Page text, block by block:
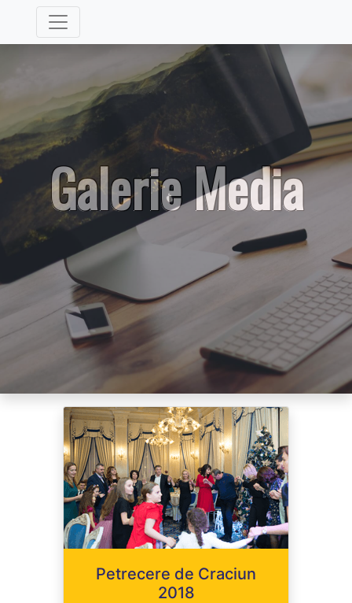
Galerie Media
Petrecere de Craciun
2018